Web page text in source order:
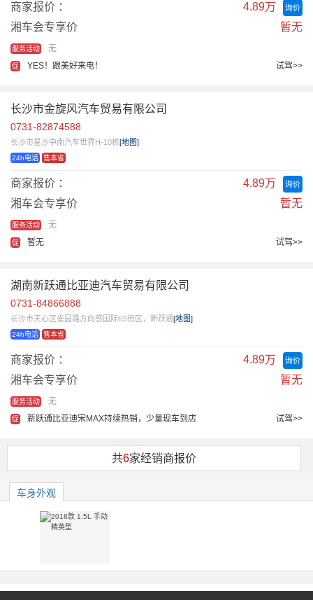
商家报价 ： 询价
4.89万
湘车会专享价
暂无
服务活动 无
促 YES！跟美好来电！ 试驾>>
长沙市金旋风汽车贸易有限公司
0731-82874588
长沙市星沙中南汽车世界H-10栋[地图]
24h电话 售本省
商家报价 ： 询价
4.89万
湘车会专享价
暂无
服务活动 无
促 暂无 试驾>>
湖南新跃通比亚迪汽车贸易有限公司
0731-84866888
长沙市天心区雀园路方向感国际6S街区，新跃通[地图]
24h电话 售本省
商家报价 ： 询价
4.89万
湘车会专享价
暂无
服务活动 无
促 新跃通比亚迪宋MAX持续热销，少量现车到店 试驾>>
共6家经销商报价
车身外观